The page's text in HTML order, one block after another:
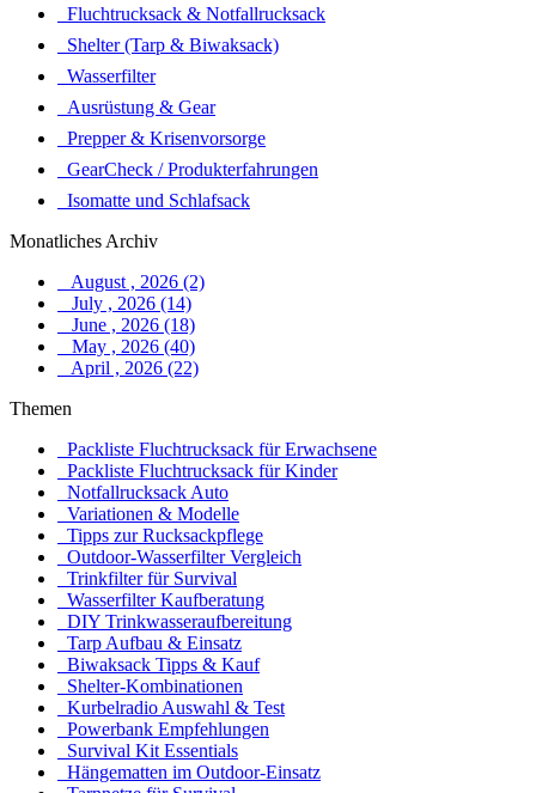
Fluchtrucksack & Notfallrucksack
Shelter (Tarp & Biwaksack)
Wasserfilter
Ausrüstung & Gear
Prepper & Krisenvorsorge
GearCheck / Produkterfahrungen
Isomatte und Schlafsack
Monatliches Archiv
August , 2026 (2)
July , 2026 (14)
June , 2026 (18)
May , 2026 (40)
April , 2026 (22)
Themen
Packliste Fluchtrucksack für Erwachsene
Packliste Fluchtrucksack für Kinder
Notfallrucksack Auto
Variationen & Modelle
Tipps zur Rucksackpflege
Outdoor-Wasserfilter Vergleich
Trinkfilter für Survival
Wasserfilter Kaufberatung
DIY Trinkwasseraufbereitung
Tarp Aufbau & Einsatz
Biwaksack Tipps & Kauf
Shelter-Kombinationen
Kurbelradio Auswahl & Test
Powerbank Empfehlungen
Survival Kit Essentials
Hängematten im Outdoor-Einsatz